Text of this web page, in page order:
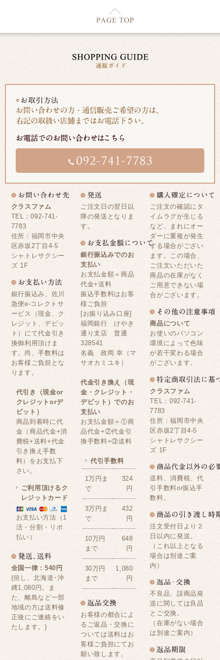
クラスファム
TEL：092-741-
7783
住所：福岡市中央
区赤坂2丁目4-5
シャトレサクシー
ズ 1F
銀行振込み、佐川
急便e-コレクトサ
ービス（現金、ク
レジット、デビッ
ト）にて代金引き
換御利用頂けま
す。尚、手数料は
お客様ご負担とな
ります。
代引き（現金or
クレジットorデ
ビット）
商品到着時に代
金（商品代金+消
費税+送料+代金
引き換え手数
料）をお支払下
さい。
ご利用頂けるク
レジットカード
お支払い方法（1
活・分割・リボ
払い）
全国一律：540円
(但し、北海道･沖
縄1,080円。ま
た、離島など一部
地域の方は送料修
正後にご連絡をい
たします。)
ご注文日の翌日以
降の発送となりま
す。
銀行振込みでのお
支払い
お支払金額＝商品
代金+送料
振込手数料はお客
様ご負担
[お振り込み口座]
福岡銀行 けやき
通り支店 普通
328541
名義 政岡 幸（マ
サオカミユキ）
代金引き換え（現
金・クレジット・
デビット）でのお
支払い
お支払金額＝①商
品代金+②代金引
換手数料+③送料
代引手数料
1万円ま
で
324
円
3万円ま
で
432
円
10万円
まで
648
円
30万円
まで
1,080
円
お客様の都合によ
るご返品・交換に
ついては送料はお
客様ご負担にてお
願い致します。
ご注文の確認にタ
イムラグが生じる
など、まれにオー
ダーに重複が発生
する場合がござい
ます。この場合、
ご注文いただいた
商品の在庫がなく
ご用意できない場
合がございます。
商品について
お使いのパソコン
環境によって色味
が若干変わる場合
がございます。
クラスファム
TEL：092-741-
7783
住所：福岡市中央
区赤坂2丁目4-5
シャトレサクシー
ズ 1F
送料、消費税、代
引手数料or振込手
数料。
注文受付日より２
日以内に発送。
（これ以上となる
場合は別途ご案
内）
不良品、誤商品発
送に関しては良品
とご交換。
（在庫がない場合
は別途ご案内）